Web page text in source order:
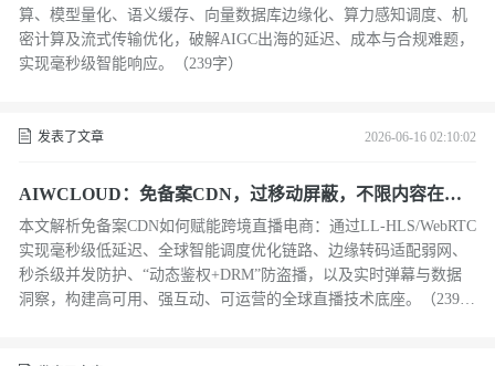
算、模型量化、语义缓存、向量数据库边缘化、算力感知调度、机
密计算及流式传输优化，破解AIGC出海的延迟、成本与合规难题，
实现毫秒级智能响应。（239字）
发表了文章 2026-06-16 02:10:02
AIWCLOUD：免备案CDN，过移动屏蔽，不限内容在跨
境直播电商与实时互动下
本文解析免备案CDN如何赋能跨境直播电商：通过LL-HLS/WebRTC
实现毫秒级低延迟、全球智能调度优化链路、边缘转码适配弱网、
秒杀级并发防护、“动态鉴权+DRM”防盗播，以及实时弹幕与数据
洞察，构建高可用、强互动、可运营的全球直播技术底座。（239